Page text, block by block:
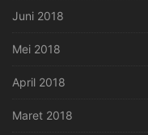
Juni 2018
Mei 2018
April 2018
Maret 2018